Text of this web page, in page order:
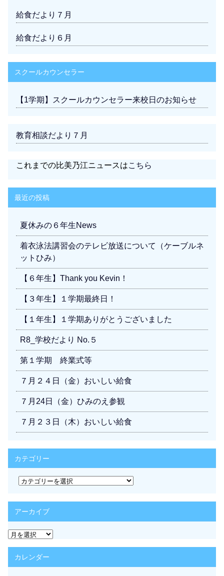
給食だより７月
給食だより６月
スクールカウンセラー
【1学期】スクールカウンセラー来校日のお知らせ
教育相談だより７月
これまでの比美乃江ニュースはこちら
最近の投稿
夏休みの６年生News
着衣泳法講習会のテレビ放送について（ケーブルネ
ットひみ）
【６年生】Thank you Kevin！
【３年生】１学期最終日！
【１年生】１学期ありがとうございました
R8_学校だより No.５
第１学期 終業式等
７月２４日（金）おいしい給食
７月24日（金）ひみのえ参観
７月２３日（木）おいしい給食
カテゴリー
カ
テ
リ
ー
アーカイブ
ア
ー
カ
イカレンダー